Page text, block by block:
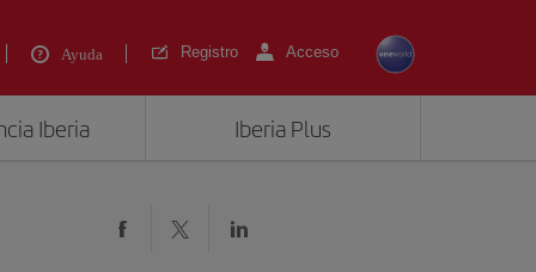
Ayuda Registro Acceso
Iberia Iberia Plus